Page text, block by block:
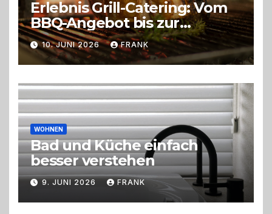
Erlebnis Grill-Catering: Vom
BBQ-Angebot bis zur
perfekten Eventorganisation
Trend zu Outdoor-Events,
Erlebnisgastronomie und
Live-Cooking
10. JUNI 2026 FRANK
WOHNEN
Bad und Küche einfach
besser verstehen
9. JUNI 2026 FRANK